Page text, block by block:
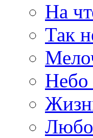
На
Так
Небо